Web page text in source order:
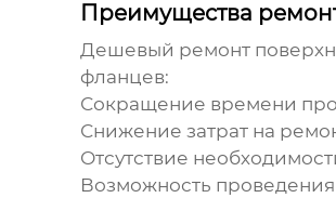
Преимущества
Дешевый ремонт
фланцев:
Сокращение времени
Снижение затрат на
Отсутствие
Возможность проведения